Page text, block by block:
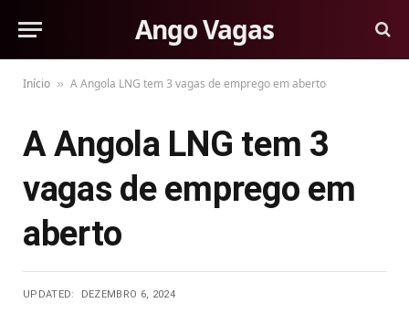
Ango Vagas
Início » A Angola LNG tem 3 vagas de emprego em aberto
A Angola LNG tem 3
vagas de emprego em
aberto
UPDATED: DEZEMBRO 6, 2024